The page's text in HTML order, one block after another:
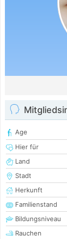
Age
Hier für
Land
Stadt
Herkunft
Familienstand
Bildungsniveau
Rauchen